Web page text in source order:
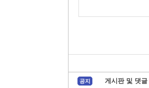
공지 게시판 및 댓글